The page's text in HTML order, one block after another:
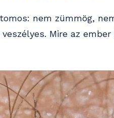
nem zümmög,
Mire az